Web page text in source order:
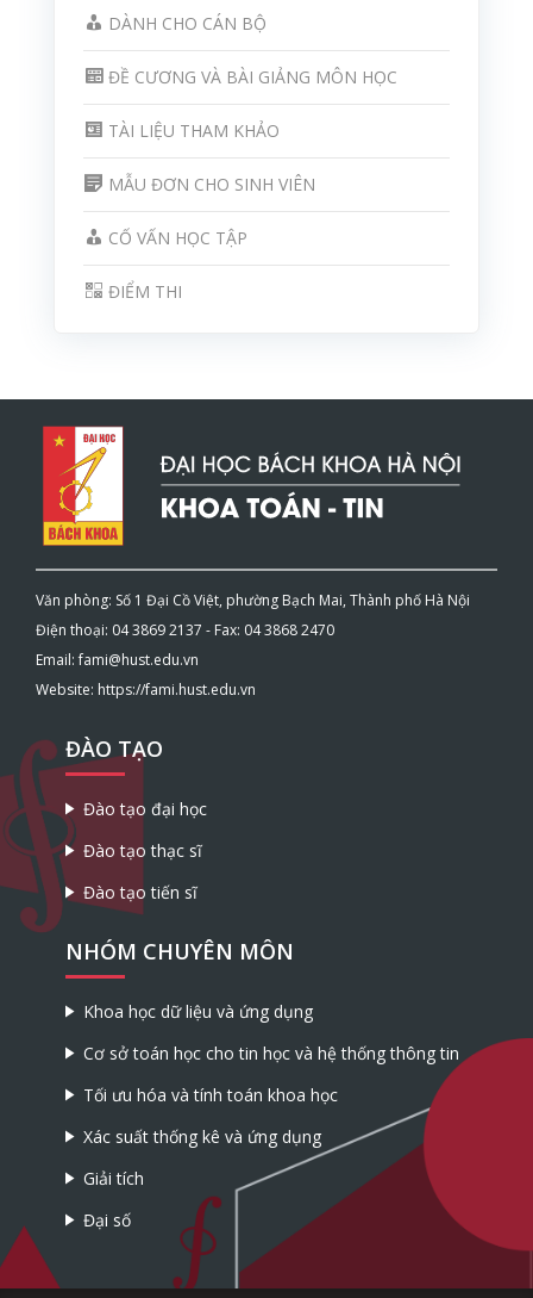
DÀNH CHO CÁN BỘ
ĐỀ CƯƠNG VÀ BÀI GIẢNG MÔN HỌC
TÀI LIỆU THAM KHẢO
MẪU ĐƠN CHO SINH VIÊN
CỐ VẤN HỌC TẬP
ĐIỂM THI
Văn phòng: Số 1 Đại Cồ Việt, phường Bạch Mai, Thành phố Hà Nội
Điện thoại: 04 3869 2137 - Fax: 04 3868 2470
Email: fami@hust.edu.vn
Website: https://fami.hust.edu.vn
ĐÀO TẠO
Đào tạo đại học
Đào tạo thạc sĩ
Đào tạo tiến sĩ
NHÓM CHUYÊN MÔN
Khoa học dữ liệu và ứng dụng
Cơ sở toán học cho tin học và hệ thống thông tin
Tối ưu hóa và tính toán khoa học
Xác suất thống kê và ứng dụng
Giải tích
Đại số